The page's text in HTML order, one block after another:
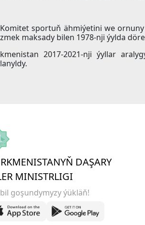
sportuň ähmiýetini we
maksady bilen 1978-nji ýylda
2017-2021-nji ýyllar
DAŞARY
MINISTRLIGI
goşundymyzy ýükläň!